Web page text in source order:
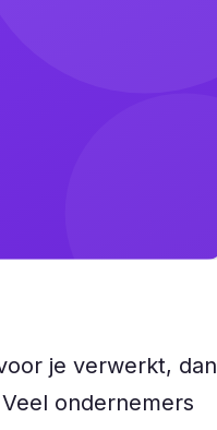
je verwerkt, dan
ondernemers